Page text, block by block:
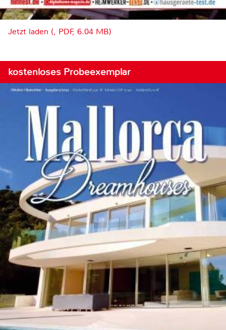
Jetzt laden (, PDF, 6.04 MB)
kostenloses Probeexemplar